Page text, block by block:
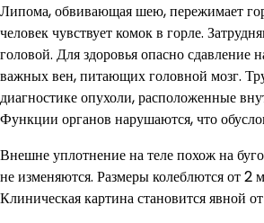
Липома, обвивающая шею, пережимает
человек чувствует комок в горле.
головой. Для здоровья опасно сдавление
важных вен, питающих головной мозг.
диагностике опухоли, расположенные
Функции органов нарушаются, что
Внешне уплотнение на теле похож на
не изменяются. Размеры колеблются от 2
Клиническая картина становится явной